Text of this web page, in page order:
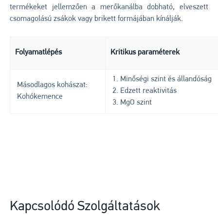
termékeket jellemzően a merőkanálba dobható, elveszett
csomagolású zsákok vagy brikett formájában kínálják.
Folyamatlépés Kritikus paraméterek
Másodlagos kohászat:
Kohókemence
1. Minőségi szint és állandóság
2. Edzett reaktivitás
3. MgO szint
Kapcsolódó Szolgáltatások